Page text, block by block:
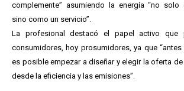
complemente” asumiendo la energía “no
sino como un servicio”.
La profesional destacó el papel activo que
consumidores, hoy prosumidores, ya que
es posible empezar a diseñar y elegir la oferta
desde la eficiencia y las emisiones”.